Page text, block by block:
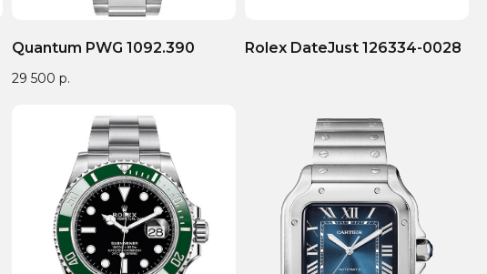
Quantum PWG 1092.390
29 500 р.
Rolex DateJust 126334-0028